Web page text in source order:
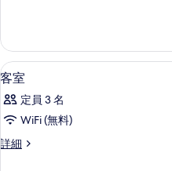
真
を
表
示
る
の
詳
細
客
室
の
す
べ
3
客室
定員 3 名
WiFi (無料)
詳細
客